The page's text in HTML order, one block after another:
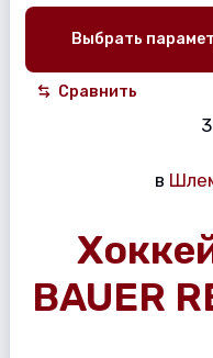
Выбрать
Сравнить
в
BAUER